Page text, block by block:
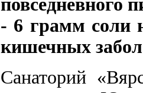
повседневного
- 6 грамм соли
кишечных
Санаторий